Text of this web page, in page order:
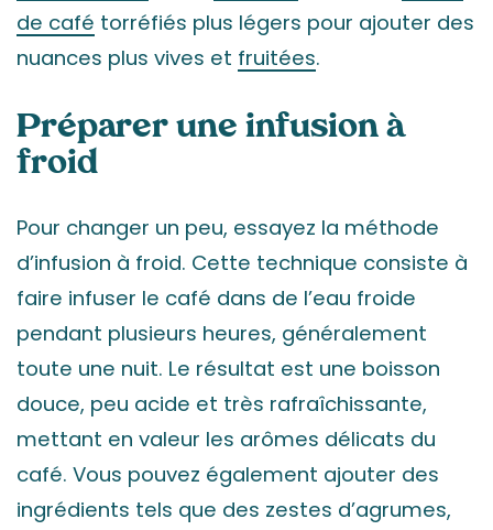
de café torréfiés plus légers pour ajouter des
nuances plus vives et fruitées.
Préparer une infusion à
froid
Pour changer un peu, essayez la méthode
d’infusion à froid. Cette technique consiste à
faire infuser le café dans de l’eau froide
pendant plusieurs heures, généralement
toute une nuit. Le résultat est une boisson
douce, peu acide et très rafraîchissante,
mettant en valeur les arômes délicats du
café. Vous pouvez également ajouter des
ingrédients tels que des zestes d’agrumes,